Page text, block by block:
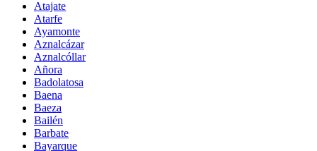
Atajate
Atarfe
Ayamonte
Aznalcázar
Aznalcóllar
Añora
Badolatosa
Baena
Baeza
Bailén
Barbate
Bayarque